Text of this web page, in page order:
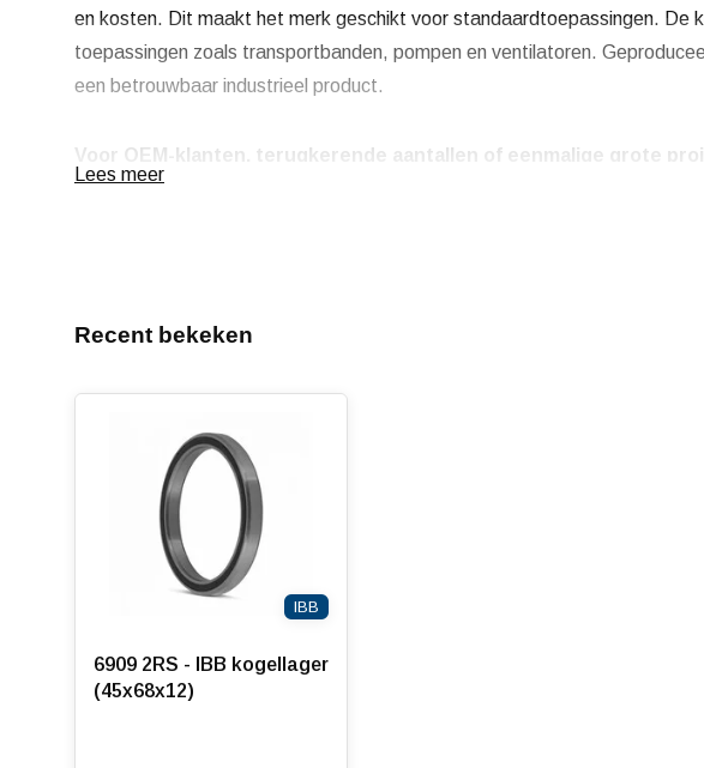
en kosten. Dit maakt het merk geschikt voor standaardtoepassingen. De
toepassingen zoals transportbanden, pompen en ventilatoren.
een betrouwbaar industrieel product.
Voor OEM-klanten, terugkerende aantallen of eenmalige grote
ons op voor meer informatie.
Lees meer
Recent bekeken
IBB
6909 2RS - IBB kogellager
(45x68x12)